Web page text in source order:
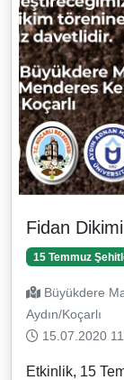
Fidan Dikimi
15 Temmuz
Büyükdere
Aydın/Koçarlı
15.07.2020
Etkinlik, 15